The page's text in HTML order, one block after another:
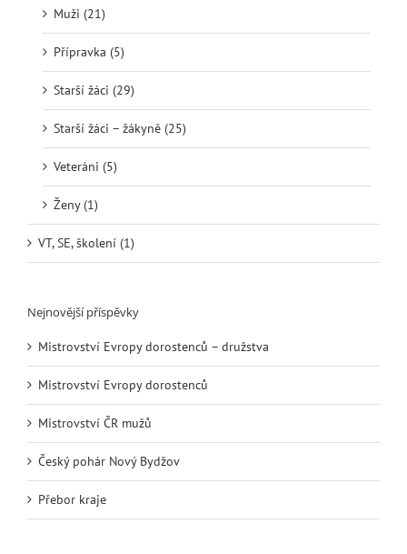
Muži (21)
Přípravka (5)
Starší žáci (29)
Starší žáci – žákyně (25)
Veteráni (5)
Ženy (1)
VT, SE, školení (1)
Nejnovější příspěvky
Mistrovství Evropy dorostenců – družstva
Mistrovství Evropy dorostenců
Mistrovství ČR mužů
Český pohár Nový Bydžov
Přebor kraje